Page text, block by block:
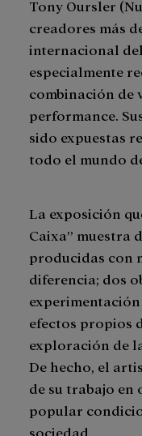
Tony Oursler
creadores más
internacional
especialmente
combinación de
performance.
sido expuestas
todo el mundo
La exposición
Caixa” muestra
producidas con
diferencia; dos
efectos propios
exploración de
De hecho, el
de su trabajo en
popular
sociedad.